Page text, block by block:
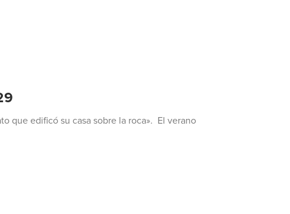
que edificó su casa sobre la roca». El verano